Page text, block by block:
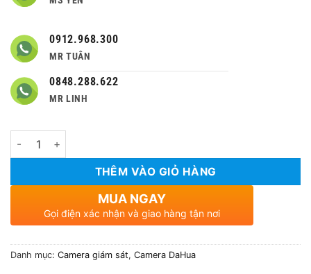
0912.968.300
MR TUÂN
0848.288.622
MR LINH
Số lượng
THÊM VÀO GIỎ HÀNG
MUA NGAY
Gọi điện xác nhận và giao hàng tận nơi
Danh mục: Camera giám sát, Camera DaHua